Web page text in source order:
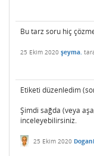
Bu tarz soru hiç
25 Ekim 2020 şeyma.
Etiketi düzenledim
Şimdi sağda (veya
inceleyebilirsiniz.
25 Ekim 2020